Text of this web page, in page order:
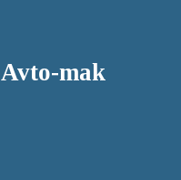
Avto-mak